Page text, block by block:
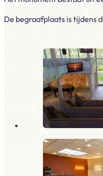
De begraafplaats is tijdens